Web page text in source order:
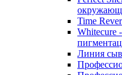
Time
Whitecure
Линия